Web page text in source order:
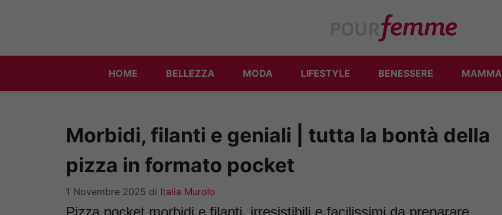
HOME BELLEZZA MODA LIFESTYLE BENESSERE MAMMA
Morbidi, filanti e geniali | tutta la bontà della
pizza in formato pocket
1 Novembre 2025 di Italia Murolo
Pizza pocket morbidi e filanti, irresistibili e facilissimi da preparare.